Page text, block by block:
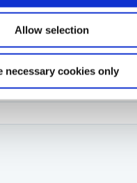
Allow selection
necessary cookies only